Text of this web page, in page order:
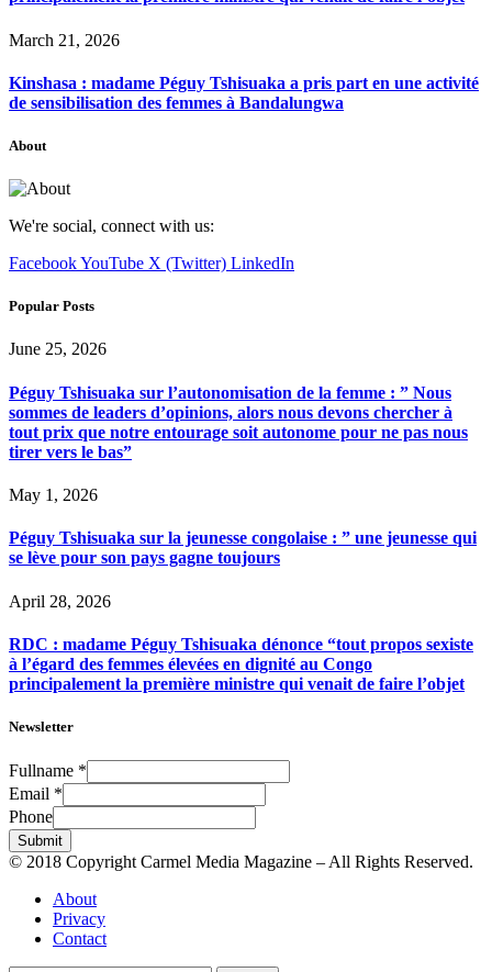
March 21, 2026
Kinshasa : madame Péguy Tshisuaka a pris part en une activité
de sensibilisation des femmes à Bandalungwa
About
We're social, connect with us:
FacebookYouTube X (Twitter) LinkedIn
Popular Posts
June 25, 2026
Péguy Tshisuaka sur l’autonomisation de la femme : ” Nous
sommes de leaders d’opinions, alors nous devons chercher à
tout prix que notre entourage soit autonome pour ne pas nous
tirer vers le bas”
May 1, 2026
Péguy Tshisuaka sur la jeunesse congolaise : ” une jeunesse qui
se lève pour son pays gagne toujours
April 28, 2026
RDC : madame Péguy Tshisuaka dénonce “tout propos sexiste
à l’égard des femmes élevées en dignité au Congo
principalement la première ministre qui venait de faire l’objet
Newsletter
Fullname *
Email *
Phone
Submit
© 2018 Copyright Carmel Media Magazine – All Rights Reserved.
About
Privacy
Contact